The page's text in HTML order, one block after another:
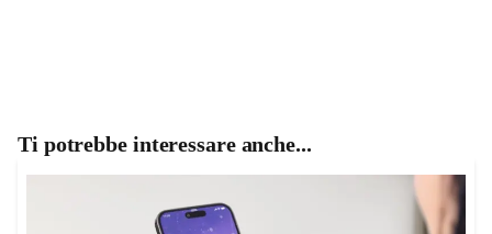
Ti potrebbe interessare anche...